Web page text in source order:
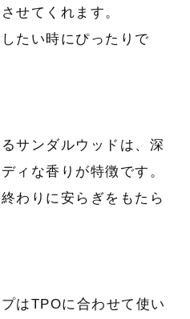
せてくれます。
たい時にぴったりで
サンダルウッドは、深
ィな香りが特徴です。
わりに安らぎをもたら
はTPOに合わせて使い